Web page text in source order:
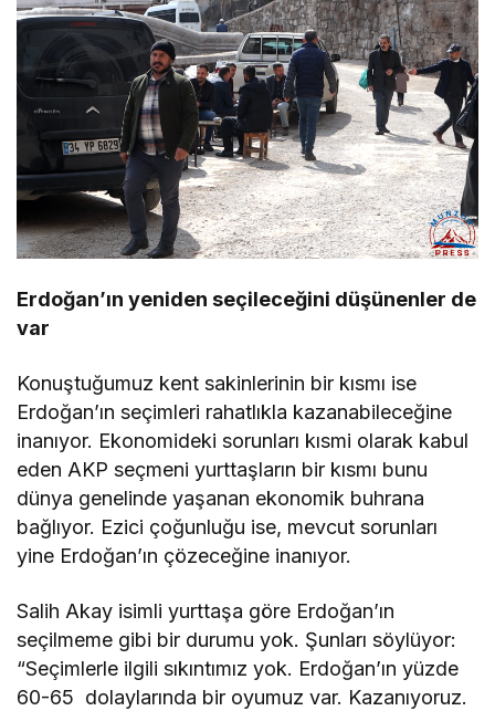
Erdoğan’ın yeniden seçileceğini düşünenler de
var
Konuştuğumuz kent sakinlerinin bir kısmı ise
Erdoğan’ın seçimleri rahatlıkla kazanabileceğine
inanıyor. Ekonomideki sorunları kısmi olarak kabul
eden AKP seçmeni yurttaşların bir kısmı bunu
dünya genelinde yaşanan ekonomik buhrana
bağlıyor. Ezici çoğunluğu ise, mevcut sorunları
yine Erdoğan’ın çözeceğine inanıyor.
Salih Akay isimli yurttaşa göre Erdoğan’ın
seçilmeme gibi bir durumu yok. Şunları söylüyor:
“Seçimlerle ilgili sıkıntımız yok. Erdoğan’ın yüzde
60-65 dolaylarında bir oyumuz var. Kazanıyoruz.